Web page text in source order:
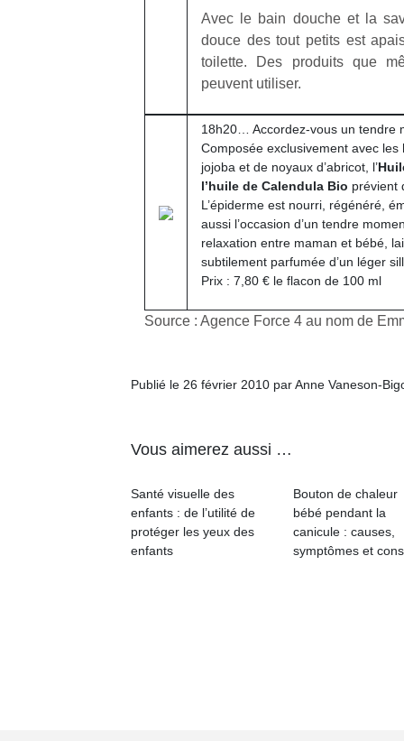
Avec le bain douche et la
douce des tout petits est
toilette. Des produits que
peuvent utiliser.
18h20… Accordez-vous un tendre
Composée exclusivement avec
jojoba et de noyaux d’abricot, l’
l’huile de Calendula Bio prévient
L’épiderme est nourri, régénéré,
aussi l’occasion d’un tendre
relaxation entre maman et bébé,
subtilement parfumée d’un léger
Prix : 7,80 € le flacon de 100 ml
Source : Agence Force 4 au nom de
Publié le 26 février 2010 par Anne Vaneson-
Vous aimerez aussi …
Santé visuelle des
enfants : de l’utilité de
protéger les yeux des
enfants
Bouton de chaleur
bébé pendant la
canicule : causes,
symptômes et
physique